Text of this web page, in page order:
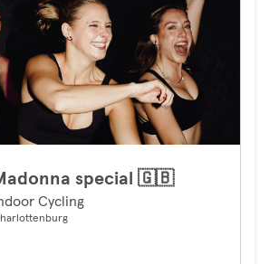
special 🇬🇧
Cycling